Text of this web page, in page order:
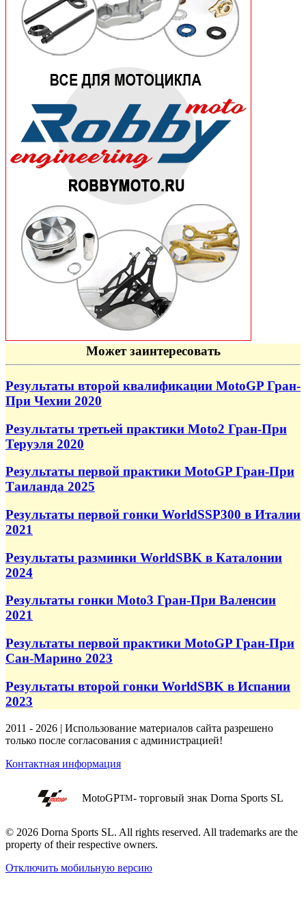
Может заинтересовать
Результаты второй квалификации MotoGP Гран-
При Чехии 2020
Результаты третьей практики Moto2 Гран-При
Теруэля 2020
Результаты первой практики MotoGP Гран-При
Таиланда 2025
Результаты первой гонки WorldSSP300 в Италии
2021
Результаты разминки WorldSBK в Каталонии
2024
Результаты гонки Moto3 Гран-При Валенсии
2021
Результаты первой практики MotoGP Гран-При
Сан-Марино 2023
Результаты второй гонки WorldSBK в Испании
2023
2011 - 2026 | Использование материалов сайта разрешено
только после согласования с администрацией!
Контактная информация
MotoGPTM- торговый знак Dorna Sports SL
© 2026 Dorna Sports SL. All rights reserved. All trademarks are the
property of their respective owners.
Отключить мобильную версию